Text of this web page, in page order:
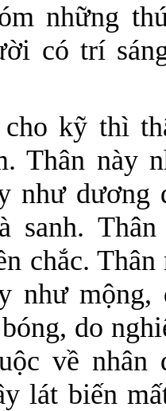
những
có trí
kỹ thì
Thân này
như dương
sanh.
chắc.
như
do
về nhân
lát biến